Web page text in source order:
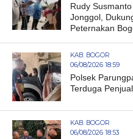
Rudy
Jonggol,
Peternakan
KAB. BOGOR
06/08/2026 18:59
Polsek
Terduga
KAB. BOGOR
06/08/2026 18:53